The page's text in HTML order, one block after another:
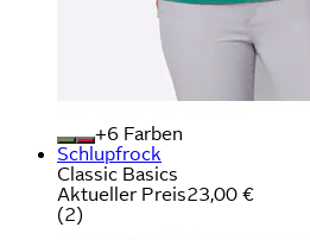
+
Farben
Schlupfrock
Classic Basics
Aktueller Preis23,00 €
(2)